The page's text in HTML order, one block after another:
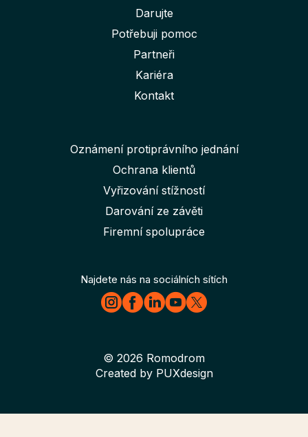
Darujte
Potřebuji pomoc
Partneři
Kariéra
Kontakt
Oznámení protiprávního jednání
Ochrana klientů
Vyřizování stížností
Darování ze závěti
Firemní spolupráce
Najdete nás na sociálních sítích
© 2026 Romodrom
Created by PUXdesign